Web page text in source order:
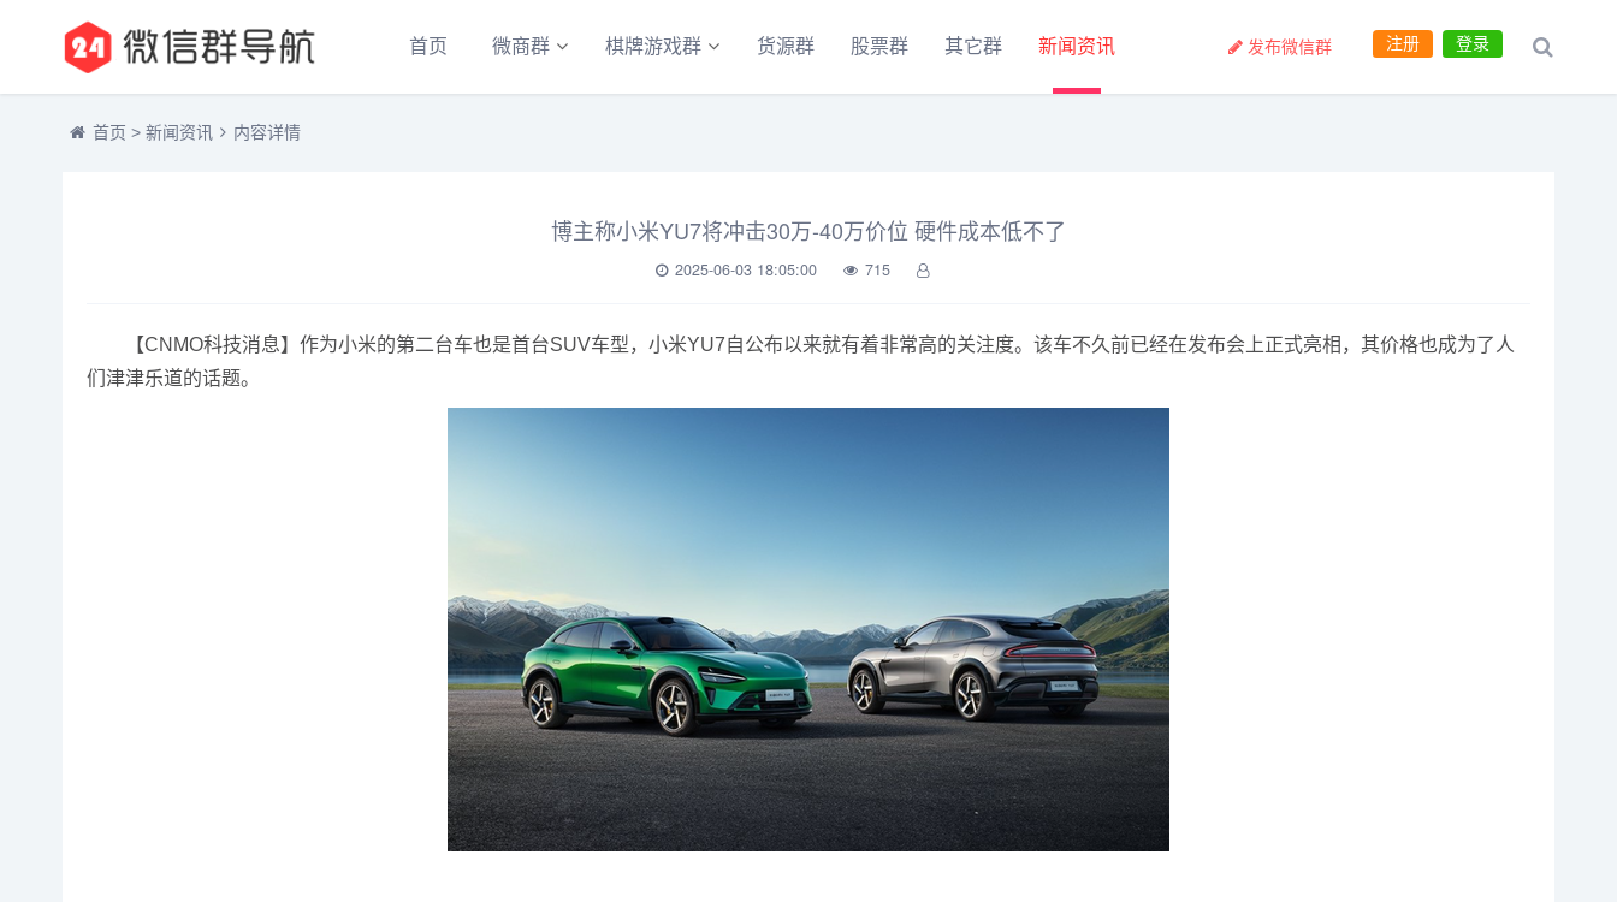
首页 微商群 棋牌游戏群 货源群 股票群 其它群 新闻资讯 登录
注册
发布微信群
首页 > 新闻资讯 内容详情
博主称小米YU7将冲击30万-40万价位 硬件成本低不了
2025-06-03 18:05:00 715
【CNMO科技消息】作为小米的第二台车也是首台SUV车型，小米YU7自公布以来就有着非常高的关注度。该车不久前已经在发布会上正式亮相，其价格也成为了人
们津津乐道的话题。